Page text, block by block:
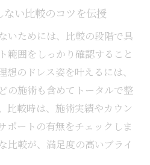
ない比較のコツを伝授
いためには、比較の段階で具
範囲をしっかり確認すること
のドレス姿を叶えるには、
の施術も含めてトータルで整
比較時は、施術実績やカウン
ポートの有無をチェックしま
比較が、満足度の高いブライ